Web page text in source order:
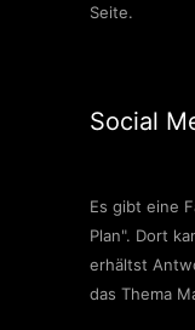
Seite.
Social
Es gibt eine
Plan". Dort
erhältst
das Thema